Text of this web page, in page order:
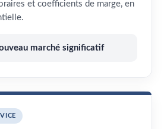
et coefficients de marge, en
marché significatif